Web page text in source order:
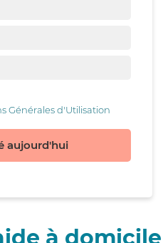
Générales d'Utilisation
aujourd'hui